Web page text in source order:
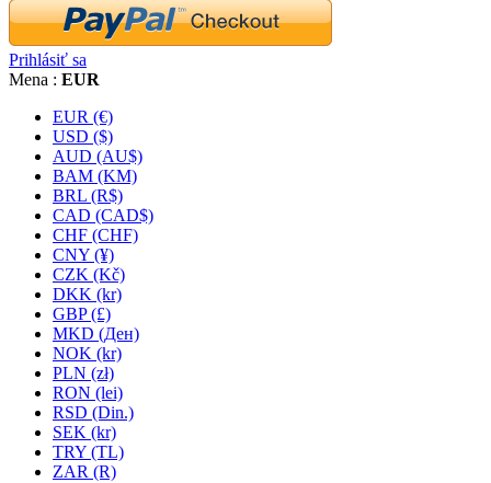
Prihlásiť sa
Mena : EUR
EUR (€)
USD ($)
AUD (AU$)
BAM (KM)
BRL (R$)
CAD (CAD$)
CHF (CHF)
CNY (¥)
CZK (Kč)
DKK (kr)
GBP (£)
MKD (Ден)
NOK (kr)
PLN (zł)
RON (lei)
RSD (Din.)
SEK (kr)
TRY (TL)
ZAR (R)